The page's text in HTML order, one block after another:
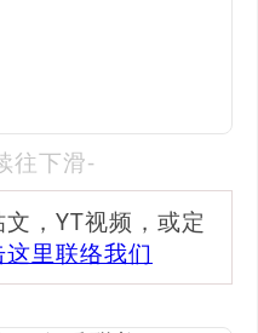
往下滑-
，YT视频，或定
这里联络我们